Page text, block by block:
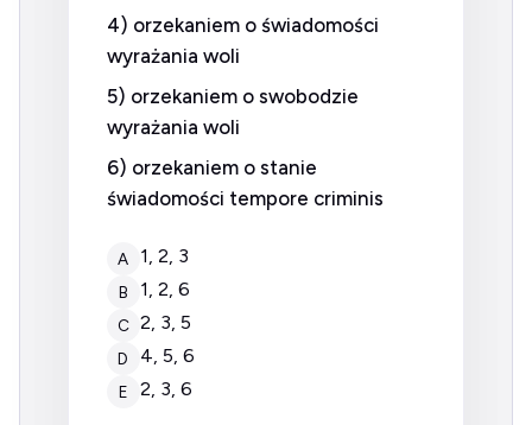
4) orzekaniem o świadomości
wyrażania woli
5) orzekaniem o swobodzie
wyrażania woli
6) orzekaniem o stanie
świadomości tempore criminis
A 1, 2, 3
B 1, 2, 6
C 2, 3, 5
D 4, 5, 6
E 2, 3, 6